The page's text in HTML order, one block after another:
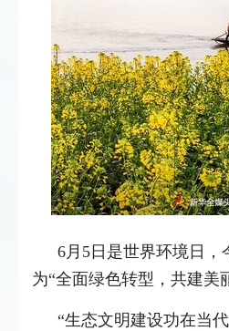
6月5日是世界环境日，
为“全面绿色转型，共建美
“生态文明建设功在当